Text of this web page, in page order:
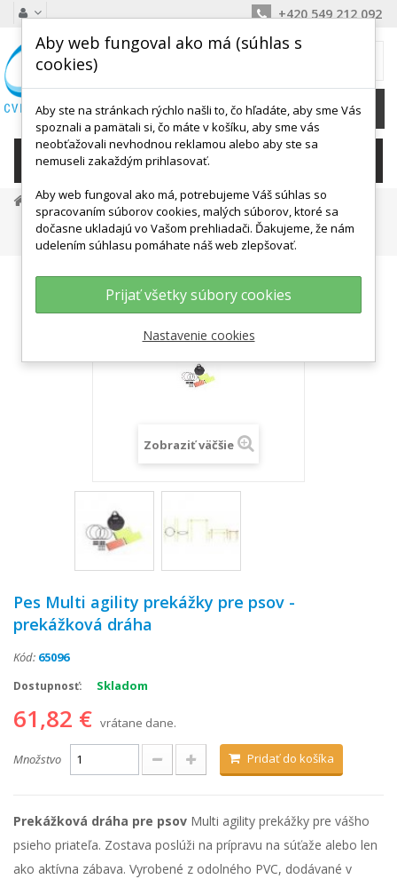
+420 549 212 092
KATEGÓRIE
Detské Aktivity, Didaktika
Motorika
Prekážkové Dráhy
Pes Multi Agility Prekážky Pre Psov - Prekážková Dráha
Zobraziť väčšie
Pes Multi agility prekážky pre psov -
prekážková dráha
Kód: 65096
Dostupnosť: Skladom
61,82 € vrátane dane.
Množstvo Pridať do košíka
Prekážková dráha pre psov Multi agility prekážky pre vášho
psieho priateľa. Zostava poslúži na prípravu na súťaže alebo len
ako aktívna zábava. Vyrobené z odolného PVC, dodávané v
Aby web fungoval ako má (súhlas s
cookies)
Aby ste na stránkach rýchlo našli to, čo hľadáte, aby sme Vás
spoznali a pamätali si, čo máte v košíku, aby sme vás
neobťažovali nevhodnou reklamou alebo aby ste sa
nemuseli zakaždým prihlasovať.
Aby web fungoval ako má, potrebujeme Váš súhlas so
spracovaním súborov cookies, malých súborov, ktoré sa
dočasne ukladajú vo Vašom prehliadači. Ďakujeme, že nám
udelením súhlasu pomáhate náš web zlepšovať.
Prijať všetky súbory cookies
Nastavenie cookies